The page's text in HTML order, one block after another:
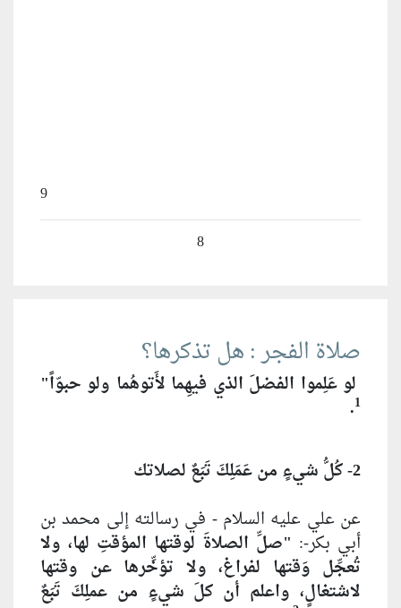
9
8
صلاة الفجر : هل تذكرها؟
لو عَلِموا الفضلَ الذي فيهِما لأَتوهُما ولو حبوّاً"
1
.
2- كُلُّ شيءٍ من عَمَلِكَ تَبَعٌ لصلاتك
عن علي عليه السلام - في رسالته إلى محمد بن
أبي بكر-: "صلِّ الصلاةَ لوقتها المؤقتِ لها، ولا
تُعجِّل وَقتها لفراغ، ولا تؤخِّرها عن وقتها
لاشتغالٍ، واعلم أن كلَ شيءٍ من عملِكَ تَبَعٌ